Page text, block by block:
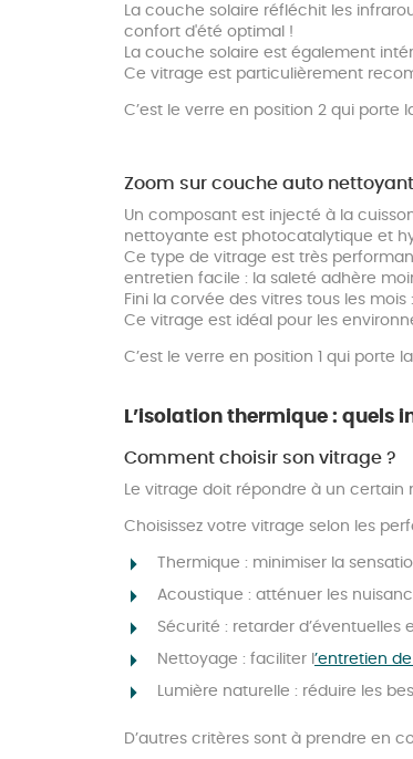
La couche solaire réfléchit les
confort d'été optimal !
La couche solaire est également
Ce vitrage est particulièrement
C’est le verre en position 2 qui porte
Zoom sur couche auto
Un composant est injecté à la
nettoyante est photocatalytique et
Ce type de vitrage est très
entretien facile : la saleté adhère
Fini la corvée des vitres tous les
Ce vitrage est idéal pour les
C’est le verre en position 1 qui porte
L’isolation thermique : quels
Comment choisir son vitrage ?
Le vitrage doit répondre à un
Choisissez votre vitrage selon les
Thermique : minimiser la
Acoustique : atténuer les
Sécurité : retarder d’éventuelles
Nettoyage : faciliter l ’entretien
Lumière naturelle : réduire les
D’autres critères sont à prendre en